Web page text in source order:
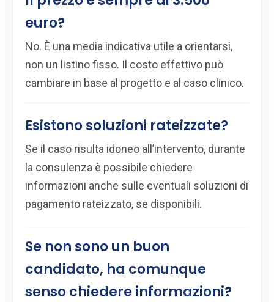
euro?
No. È una media indicativa utile a orientarsi,
non un listino fisso. Il costo effettivo può
cambiare in base al progetto e al caso clinico.
Esistono soluzioni rateizzate?
Se il caso risulta idoneo all’intervento, durante
la consulenza è possibile chiedere
informazioni anche sulle eventuali soluzioni di
pagamento rateizzato, se disponibili.
Se non sono un buon
candidato, ha comunque
senso chiedere informazioni?